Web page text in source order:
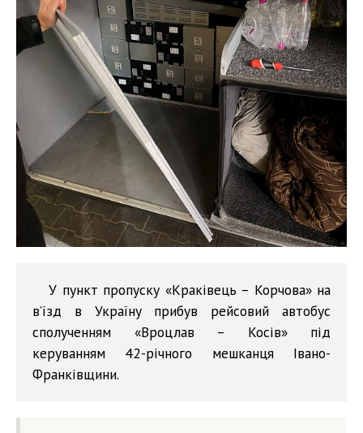
У пункт пропуску «Краківець – Корчова» на
в’їзд в Україну прибув рейсовий автобус
сполученням «Вроцлав – Косів» під
керуванням 42-річного мешканця Івано-
Франківщини.